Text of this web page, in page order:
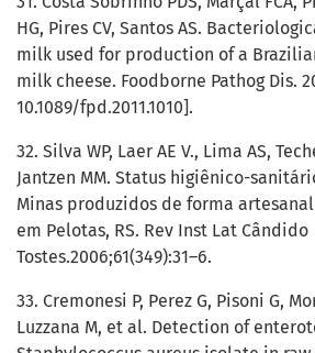
HG, Pires CV, Santos AS.
milk used for production of a
milk cheese. Foodborne Pathog Dis.
10.1089/fpd.2011.1010].
32. Silva WP, Laer AE V., Lima AS,
Jantzen MM. Status higiênico-
Minas produzidos de forma
em Pelotas, RS. Rev Inst Lat Cândido
Tostes.2006;61(349):31–6.
33. Cremonesi P, Perez G, Pisoni G,
Luzzana M, et al. Detection of